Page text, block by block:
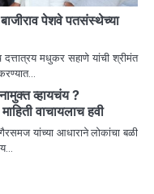
पेशवे पतसंस्थेच्या
मधुकर सहाणे यांची श्रीमंत
व्हायचंय ?
वाचायलाच हवी
यांच्या आधाराने लोकांचा बळी